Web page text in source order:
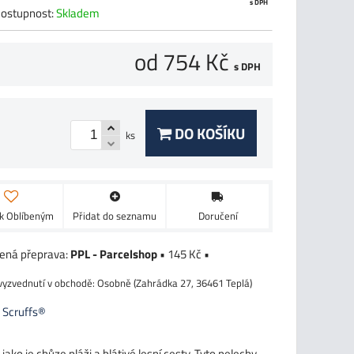
Skladem
s DPH
od 754 Kč s DPH
ks DO KOŠÍKU
Oblíbeným Přidat do seznamu Doručení
PPL - Parcelshop• 145 Kč •
Osobně (Zahrádka 27, 36461 Teplá)
Scruffs®